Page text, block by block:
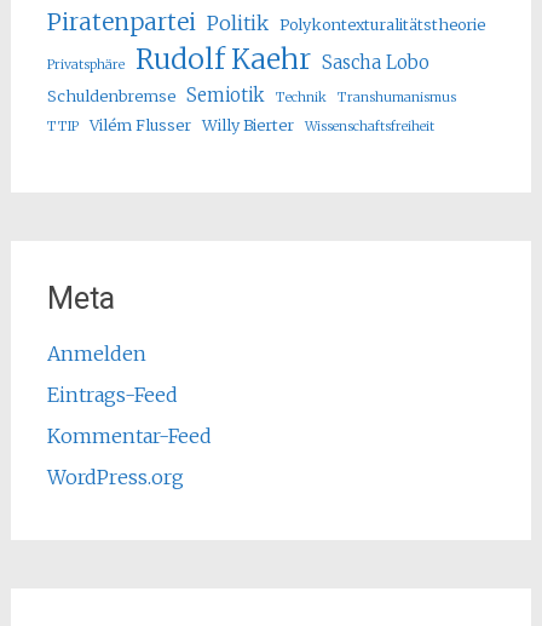
Piratenpartei Politik Polykontexturalitätstheorie
Privatsphäre Rudolf Kaehr Sascha Lobo
Schuldenbremse Semiotik Technik
Transhumanismus
TTIP
Vilém Flusser Willy Bierter Wissenschaftsfreiheit
Meta
Anmelden
Eintrags-Feed
Kommentar-Feed
WordPress.org